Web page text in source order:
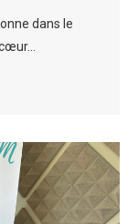
dans le